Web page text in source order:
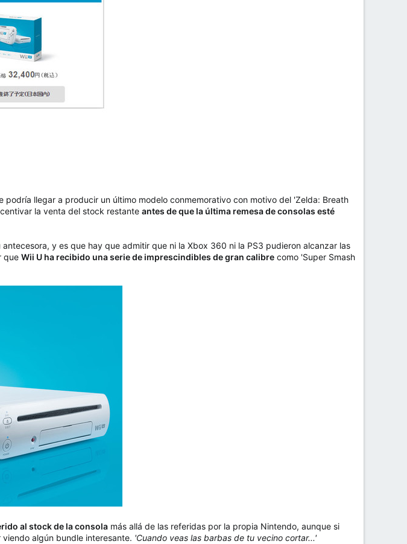
llegar a producir un último modelo conmemorativo con motivo del 'Zelda: Breath
la venta del stock restante antes de que la última remesa de consolas esté
y es que hay que admitir que ni la Xbox 360 ni la PS3 pudieron alcanzar las
que Wii U ha recibido una serie de imprescindibles de gran calibre como 'Super Smash
al stock de la consola más allá de las referidas por la propia Nintendo, aunque si
algún bundle interesante. 'Cuando veas las barbas de tu vecino cortar...'